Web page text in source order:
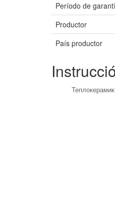
Período de
Productor
País productor